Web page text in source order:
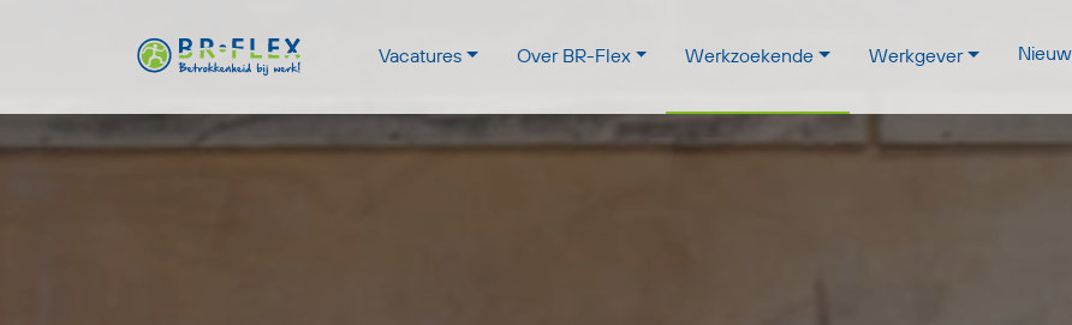
Vacatures Over BR-Flex Werkzoekende Werkgever